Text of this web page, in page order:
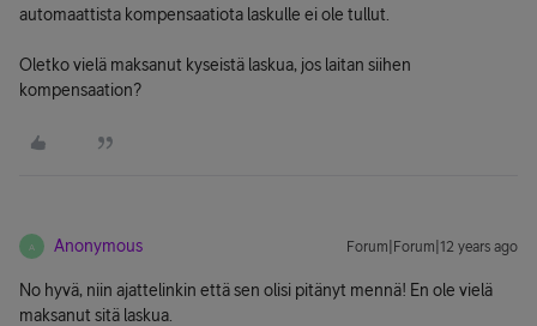
automaattista kompensaatiota laskulle ei ole tullut.
Oletko vielä maksanut kyseistä laskua, jos laitan siihen
kompensaation?
A Anonymous Forum|Forum|12 years ago
No hyvä, niin ajattelinkin että sen olisi pitänyt mennä! En ole vielä
maksanut sitä laskua.